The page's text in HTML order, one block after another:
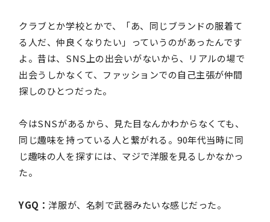
クラブとか学校とかで、「あ、同じブランドの服着て
る人だ、仲良くなりたい」っていうのがあったんです
よ。昔は、SNS上の出会いがないから、リアルの場で
出会うしかなくて、ファッションでの自己主張が仲間
探しのひとつだった。
今はSNSがあるから、見た目なんかわからなくても、
同じ趣味を持っている人と繋がれる。90年代当時に同
じ趣味の人を探すには、マジで洋服を見るしかなかっ
た。
YGQ：洋服が、名刺で武器みたいな感じだった。